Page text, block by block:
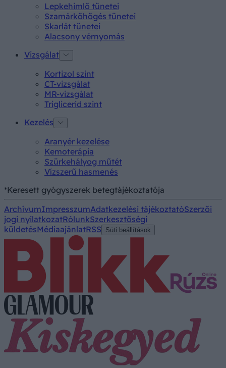
Lepkehimlő tünetei
Szamárköhögés tünetei
Skarlát tünetei
Alacsony vérnyomás
Vizsgálat
Kortizol szint
CT-vizsgálat
MR-vizsgálat
Triglicerid szint
Kezelés
Aranyér kezelése
Kemoterápia
Szürkehályog műtét
Vízszerű hasmenés
*Keresett gyógyszerek betegtájékoztatója
ArchívumImpresszumAdatkezelési tájékoztatóSzerzői
jogi nyilatkozatRólunkSzerkesztőségi
küldetésMédiaajánlatRSS Süti beállítások